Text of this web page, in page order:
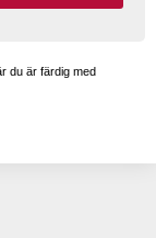
du är färdig med